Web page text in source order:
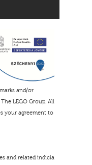
and/or
LEGO Group. All
your agreement to
and related indicia